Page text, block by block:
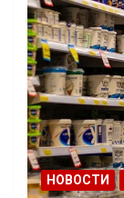
НОВОСТИ